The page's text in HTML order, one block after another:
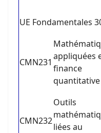
UE Fondamentales
CMN231
appliquées
finance
quantitative
CMN232
Outils
liées au